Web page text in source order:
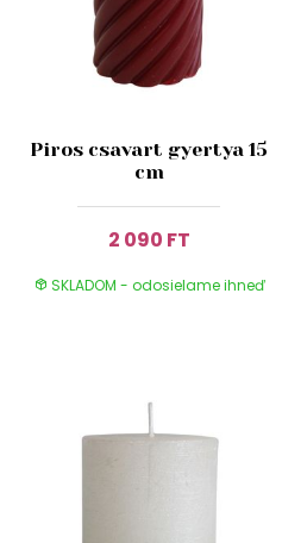
Piros csavart gyertya 15
cm
2 090 FT
SKLADOM - odosielame ihneď